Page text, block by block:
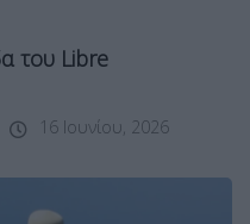
του Libre
16 Ιουνίου, 2026